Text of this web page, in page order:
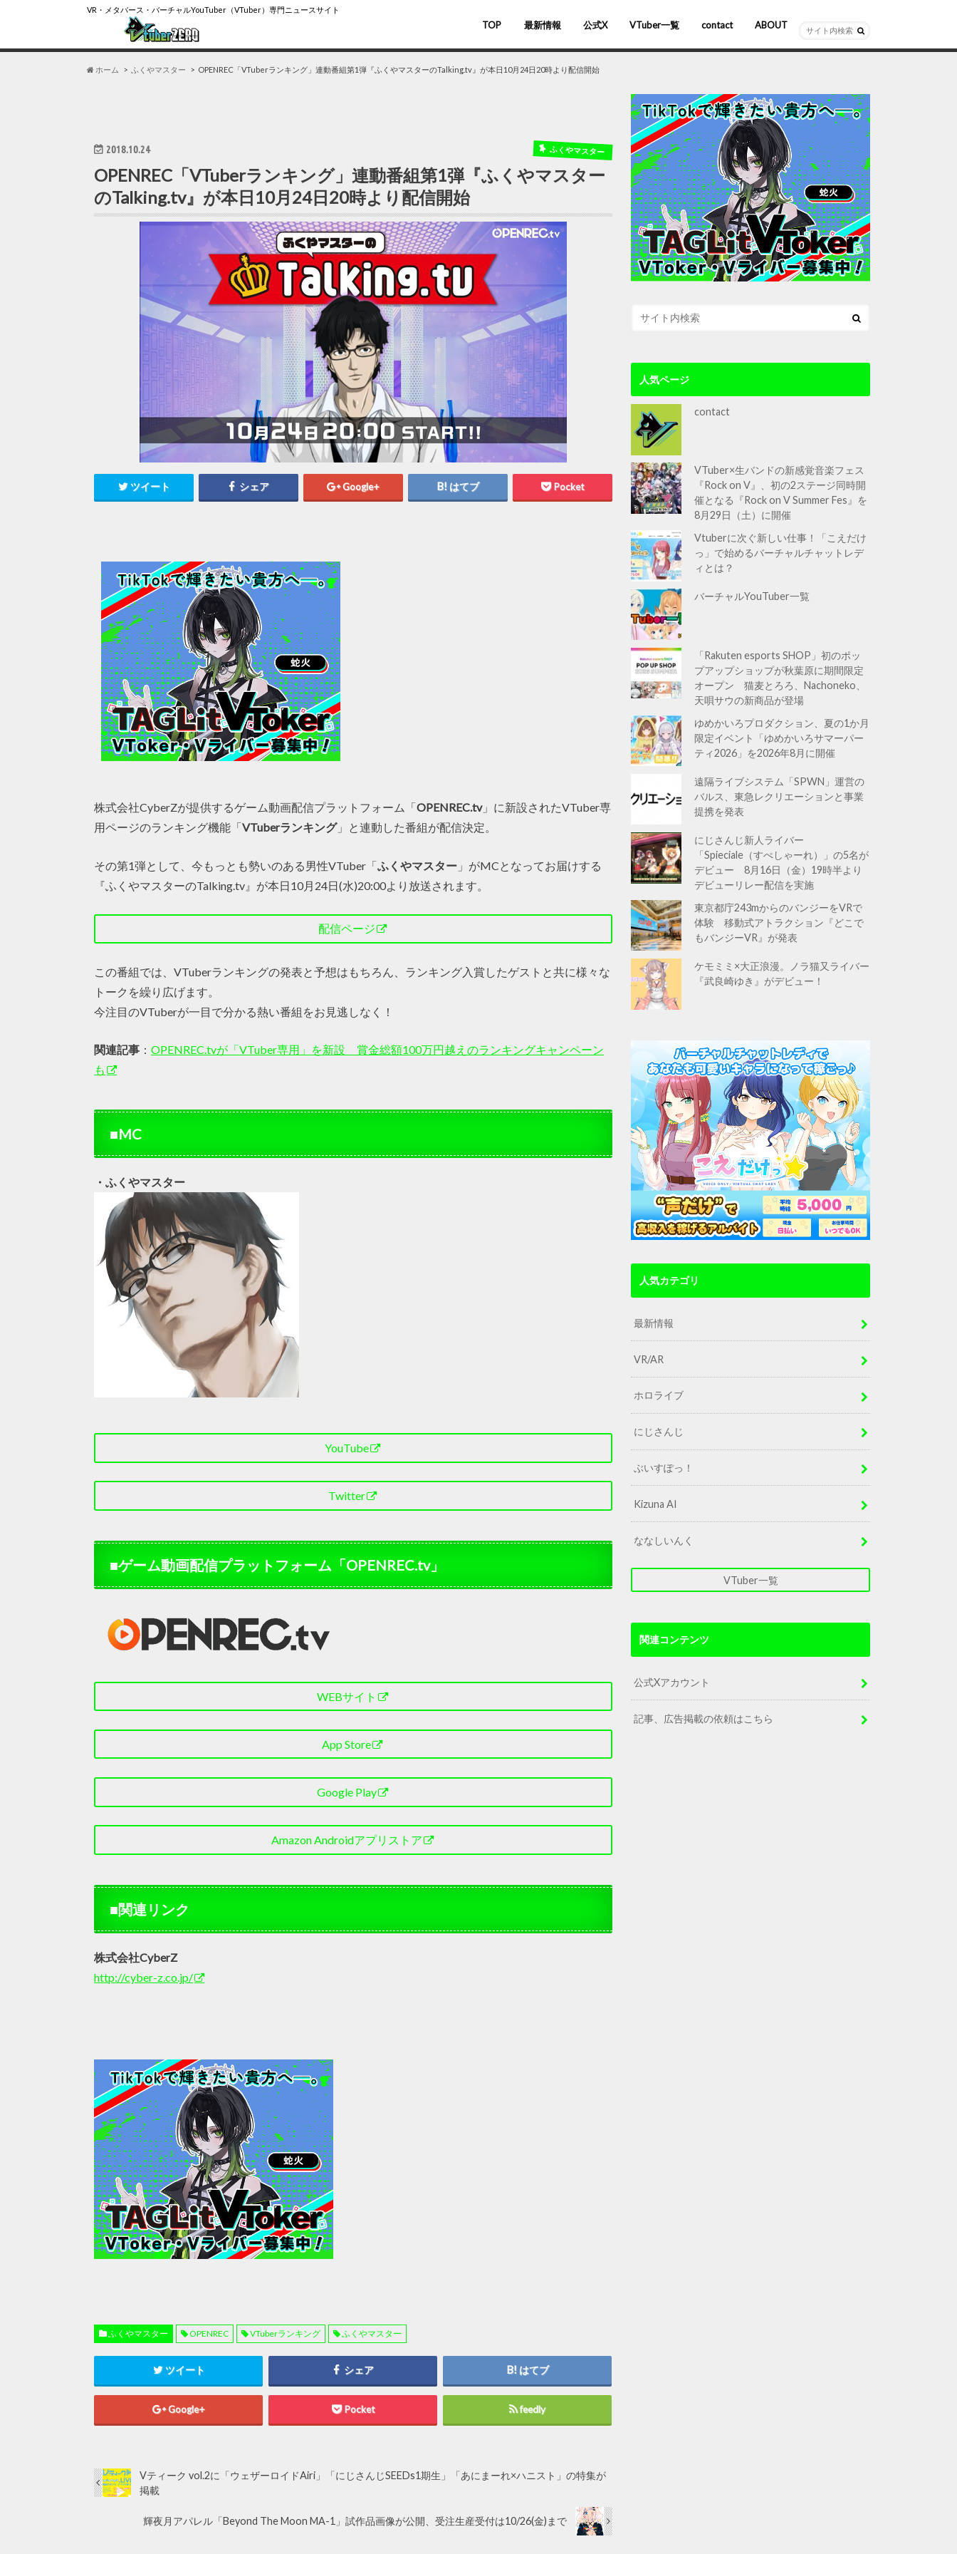
VR・メタバース・バーチャルYouTuber（VTuber）専門ニュースサイト
TOP 最新情報 公式X VTuber一覧
バーチャルYouTuber
VR/AR
ホロライブ
にじさんじ
ななしいんく
ぶいすぽっ！
contact ABOUT
ホーム ふくやマスター OPENREC「VTuberランキング」連動番組第1弾『ふくやマスターのTalking.tv』が本日10月24日20時より配信開始
2018.10.24 ふくやマスター
OPENREC「VTuberランキング」連動番組第1弾『ふくやマスター
のTalking.tv』が本日10月24日20時より配信開始
ツイート シェア Google+ はてブ Pocket
株式会社CyberZが提供するゲーム動画配信プラットフォーム「OPENREC.tv」に新設されたVTuber専
用ページのランキング機能「VTuberランキング」と連動した番組が配信決定。
その第1弾として、今もっとも勢いのある男性VTuber「ふくやマスター 」がMCとなってお届けする
『ふくやマスターのTalking.tv』が本日10月24日(水)20:00より放送されます。
配信ページ
この番組では、VTuberランキングの発表と予想はもちろん、ランキング入賞したゲストと共に様々な
トークを繰り広げます。
今注目のVTuberが一目で分かる熱い番組をお見逃しなく！
関連記事 ： OPENREC.tvが「VTuber専用」を新設 賞金総額100万円越えのランキングキャンペーン
も
■MC
・ふくやマスター
YouTube
Twitter
■ゲーム動画配信プラットフォーム「OPENREC.tv」
WEBサイト
App Store
Google Play
Amazon Androidアプリストア
■関連リンク
株式会社CyberZ
http://cyber-z.co.jp/
ふくやマスター OPENREC VTuberランキング ふくやマスター
ツイート シェア はてブ
Google+ Pocket feedly
Vティーク vol.2に「ウェザーロイドAiri」「にじさんじSEEDs1期生」「あにまーれ×ハニスト」の特集が
掲載
輝夜月アパレル「Beyond The Moon MA-1」試作品画像が公開、受注生産受付は10/26(金)まで
人気ページ
contact
VTuber×生バンドの新感覚音楽フェス
『Rock on V』、初の2ステージ同時開
催となる『Rock on V Summer Fes』を
8月29日（土）に開催
Vtuberに次ぐ新しい仕事！「こえだけ
っ」で始めるバーチャルチャットレデ
ィとは？
バーチャルYouTuber一覧
「Rakuten esports SHOP」初のポッ
プアップショップが秋葉原に期間限定
オープン 猫麦とろろ、Nachoneko、
天唄サウの新商品が登場
ゆめかいろプロダクション、夏の1か月
限定イベント「ゆめかいろサマーパー
ティ2026」を2026年8月に開催
遠隔ライブシステム「SPWN」運営の
バルス、東急レクリエーションと事業
提携を発表
にじさんじ新人ライバー
「Spieciale（すぺしゃーれ）」の5名が
デビュー 8月16日（金）19時半より
デビューリレー配信を実施
東京都庁243mからのバンジーをVRで
体験 移動式アトラクション『どこで
もバンジーVR』が発表
ケモミミ×大正浪漫。ノラ猫又ライバー
『武良崎ゆき』がデビュー！
人気カテゴリ
最新情報
VR/AR
ホロライブ
にじさんじ
ぶいすぽっ！
Kizuna AI
ななしいんく
VTuber一覧
関連コンテンツ
公式Xアカウント
記事、広告掲載の依頼はこちら